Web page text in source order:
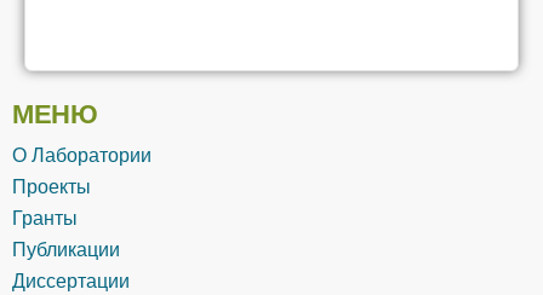
МЕНЮ
О Лаборатории
Проекты
Гранты
Публикации
Диссертации